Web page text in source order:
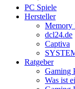
PC Spiele
Hersteller
Memory
dcl24.de
Captiva
Ratgeber
Gaming
Was ist